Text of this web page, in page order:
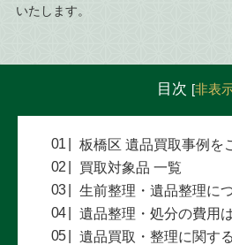
いたします。
目次 [非表
板橋区 遺品買取事例を
買取対象品 一覧
生前整理・遺品整理に
遺品整理・処分の費用
遺品買取・整理に関す